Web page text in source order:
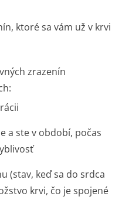
ktoré sa vám už v krvi
zrazenín
a ste v období, počas
(stav, keď sa do srdca
krvi, čo je spojené